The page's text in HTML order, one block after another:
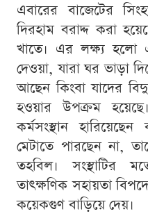
এবারের বাজেটের
দিরহাম বরাদ্দ করা
খাতে। এর লক্ষ্য হলো
দেওয়া, যারা ঘর ভাড়া
আছেন কিংবা যাদের
হওয়ার উপক্রম
কর্মসংস্থান
মেটাতে পারছেন না,
তহবিল। সংস্থাটির
তাৎক্ষণিক সহায়তা
কয়েকগুণ বাড়িয়ে দেয়।